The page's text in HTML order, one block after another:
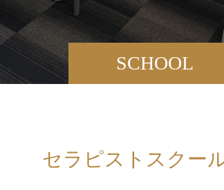
SCHOOL
セラピストスクー